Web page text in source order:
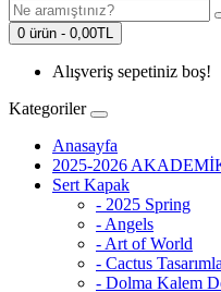
0 ürün - 0,00TL
Alışveriş sepetiniz boş!
Kategoriler
Anasayfa
2025-2026
Sert Kapak
- 2025 Spring
- Angels
- Art of World
- Cactus
- Dolma Kalem